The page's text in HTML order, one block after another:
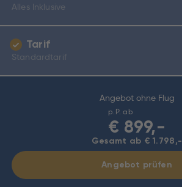
Angebot ohne Flug
p.P. ab
€ 899,-
Gesamt ab € 1.798,-
Angebot prüfen
Alles Inklusive
Tarif
Standardtarif